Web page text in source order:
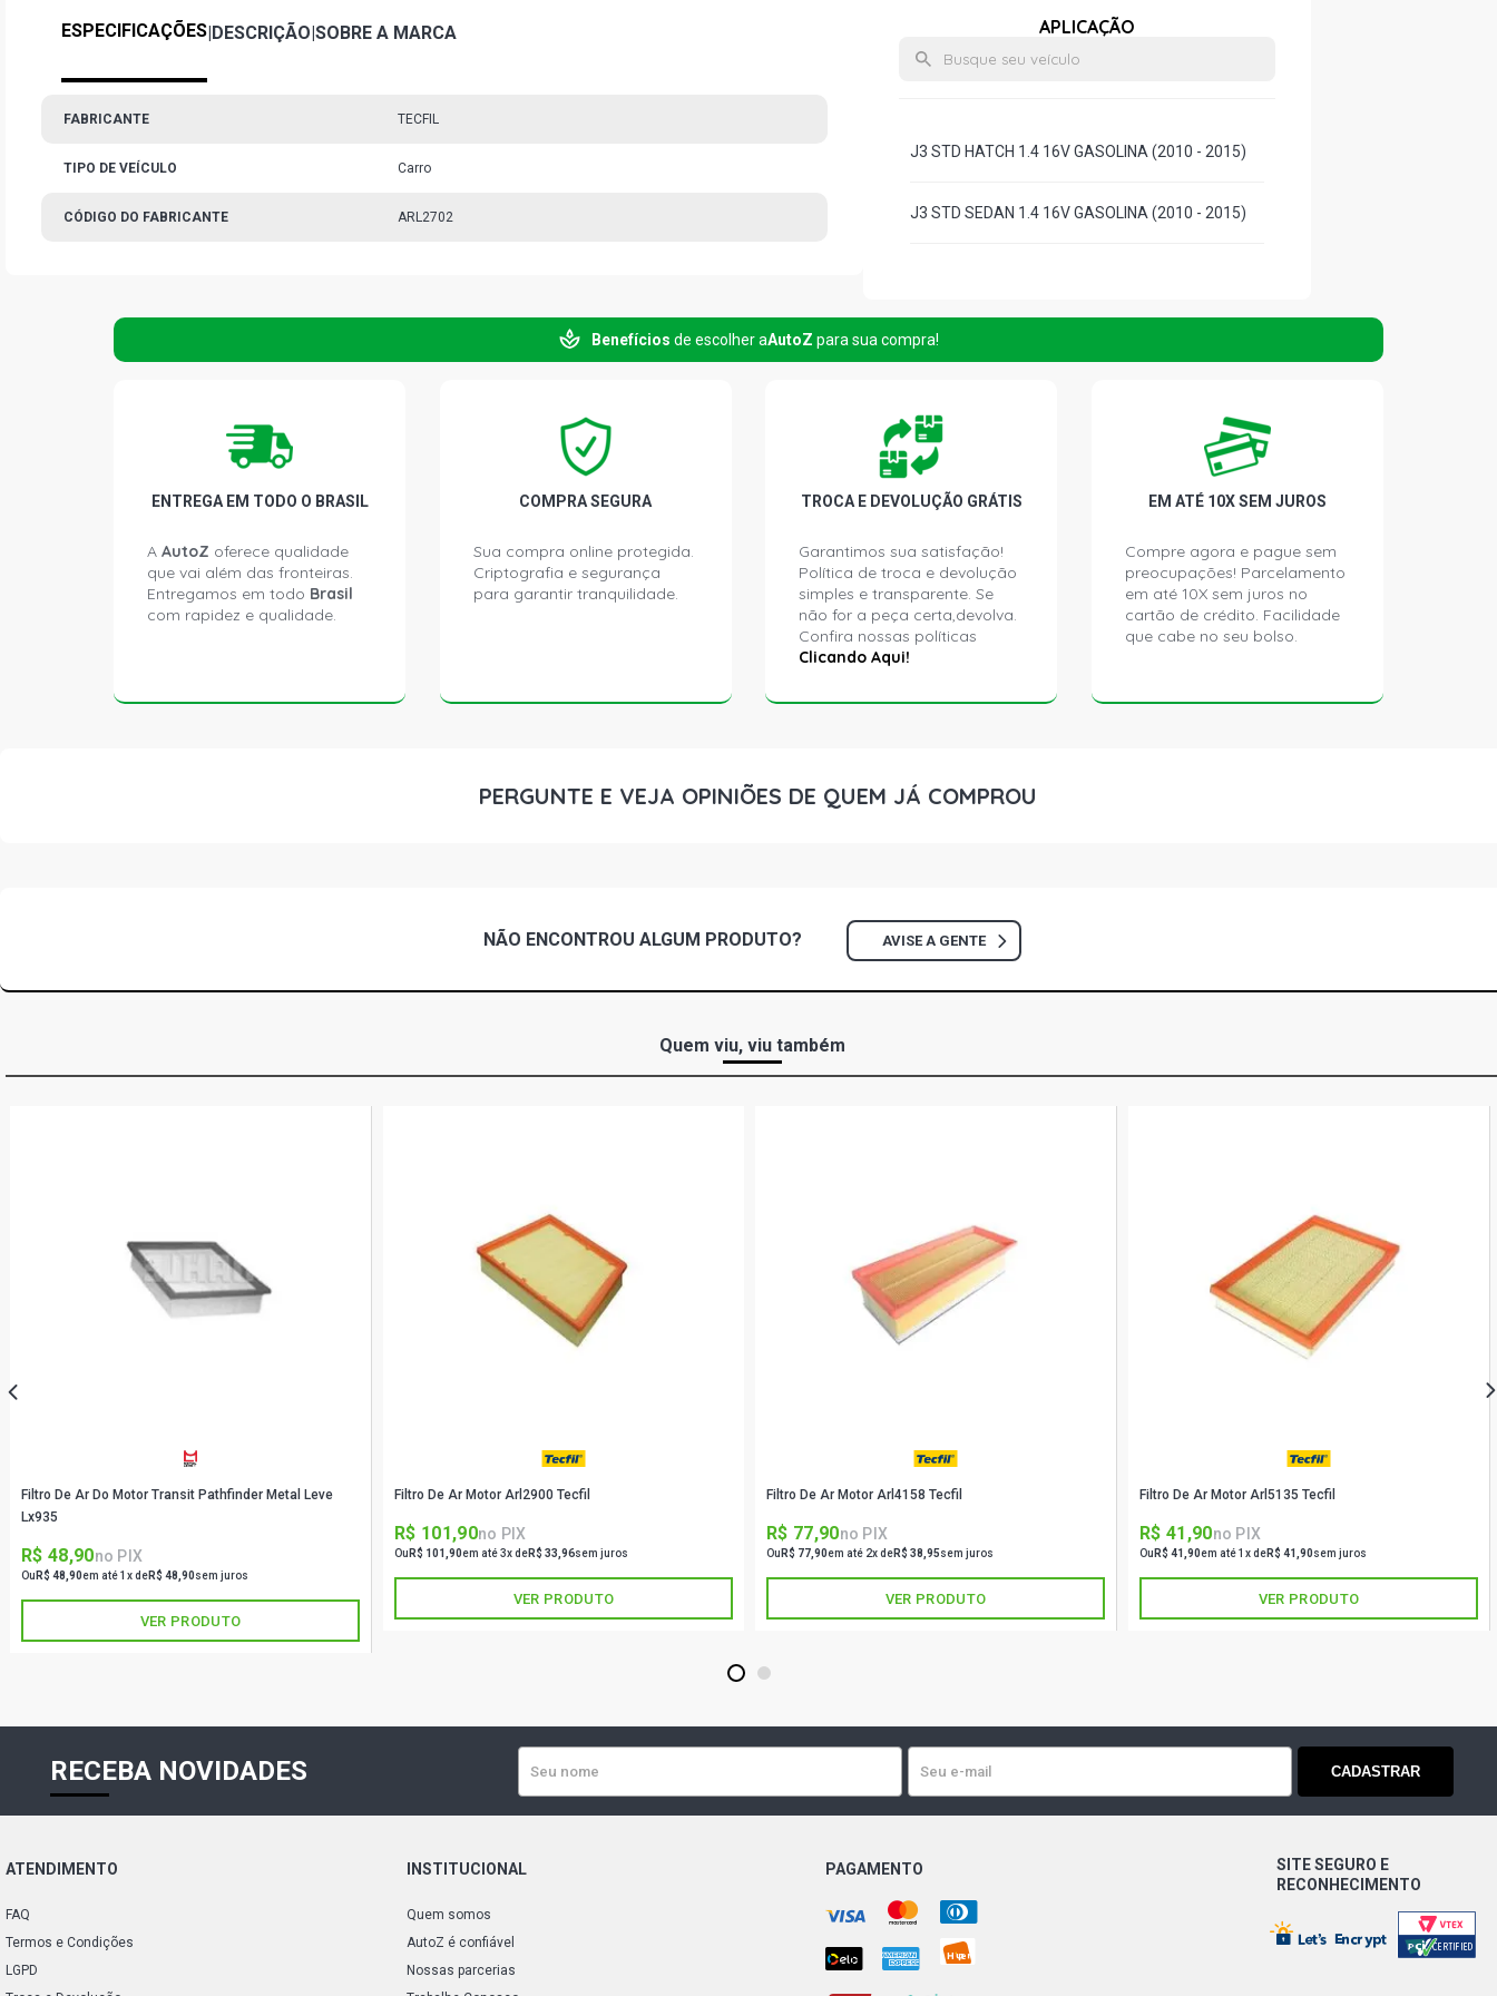
ESPECIFICAÇÕES|DESCRIÇÃO|SOBRE A MARCA
FABRICANTE TECFIL
TIPO DE VEÍCULO Carro
CÓDIGO DO FABRICANTE ARL2702
APLICAÇÃO
J3 STD HATCH 1.4 16V GASOLINA (2010 - 2015)
J3 STD SEDAN 1.4 16V GASOLINA (2010 - 2015)
Benefícios de escolher aAutoZ para sua compra!
ENTREGA EM TODO O BRASIL
A AutoZ oferece qualidade
que vai além das fronteiras.
Entregamos em todo Brasil
com rapidez e qualidade.
COMPRA SEGURA
Sua compra online protegida.
Criptografia e segurança
para garantir tranquilidade.
TROCA E DEVOLUÇÃO GRÁTIS
Garantimos sua satisfação!
Política de troca e devolução
simples e transparente. Se
não for a peça certa,devolva.
Confira nossas políticas
Clicando Aqui!
EM ATÉ 10X SEM JUROS
Compre agora e pague sem
preocupações! Parcelamento
em até 10X sem juros no
cartão de crédito. Facilidade
que cabe no seu bolso.
PERGUNTE E VEJA OPINIÕES DE QUEM JÁ COMPROU
NÃO ENCONTROU ALGUM PRODUTO? AVISE A GENTE
Quem viu, viu também
Filtro De Ar Do Motor Transit Pathfinder Metal Leve
Lx935
R$ 48,90no PIX
Ou R$ 48,90em até 1x deR$ 48,90sem juros
VER PRODUTO
Filtro De Ar Motor Arl2900 Tecfil
R$ 101,90no PIX
Ou R$ 101,90em até 3x deR$ 33,96sem juros
VER PRODUTO
Filtro De Ar Motor Arl4158 Tecfil
R$ 77,90no PIX
Ou R$ 77,90em até 2x deR$ 38,95sem juros
VER PRODUTO
Filtro De Ar Motor Arl5135 Tecfil
R$ 41,90no PIX
Ou R$ 41,90em até 1x deR$ 41,90sem juros
VER PRODUTO
1 2
RECEBA NOVIDADES CADASTRAR
ATENDIMENTO
FAQ
Termos e Condições
LGPD
INSTITUCIONAL
Quem somos
AutoZ é confiável
Nossas parcerias
PAGAMENTO
SITE SEGURO E
RECONHECIMENTO